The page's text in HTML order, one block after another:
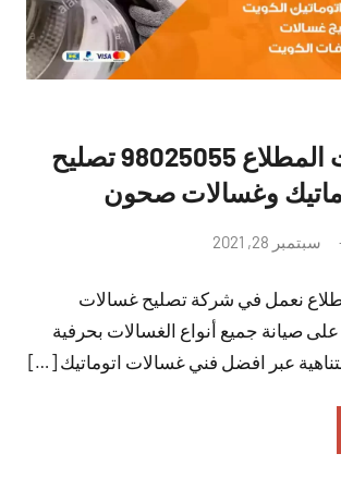
فني غسالات المطلاع 98025055 تصليح
وغسالات صحون
سبتمبر 28, 2021
تعليقات
نعمل في شركة تصليح غسالات
صيانة جميع أنواع الغسالات بحرفية
عبر افضل فني غسالات اتوماتيك […]